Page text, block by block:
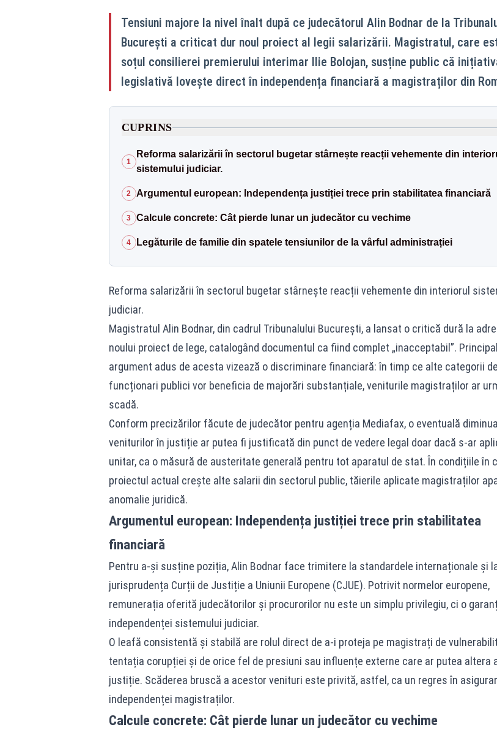
Tensiuni majore la nivel înalt după ce judecătorul Alin Bodnar de la
București a criticat dur noul proiect al legii salarizării. Magistratul, care
soțul consilierei premierului interimar Ilie Bolojan, susține public că
legislativă lovește direct în independența financiară a magistraților din
CUPRINS
1
Reforma salarizării în sectorul bugetar stârnește reacții vehemente din
sistemului judiciar.
2 Argumentul european: Independența justiției trece prin stabilitatea financiară
3 Calcule concrete: Cât pierde lunar un judecător cu vechime
4 Legăturile de familie din spatele tensiunilor de la vârful administrației
Reforma salarizării în sectorul bugetar stârnește reacții vehemente din interiorul
judiciar.
Magistratul Alin Bodnar, din cadrul Tribunalului București, a lansat o critică dură la
noului proiect de lege, catalogând documentul ca fiind complet „inacceptabil”.
argument adus de acesta vizează o discriminare financiară: în timp ce alte categorii de
funcționari publici vor beneficia de majorări substanțiale, veniturile magistraților ar
scadă.
Conform precizărilor făcute de judecător pentru agenția Mediafax, o eventuală
veniturilor în justiție ar putea fi justificată din punct de vedere legal doar dacă s-ar
unitar, ca o măsură de austeritate generală pentru tot aparatul de stat. În condițiile în
proiectul actual crește alte salarii din sectorul public, tăierile aplicate magistraților
anomalie juridică.
Argumentul european: Independența justiției trece prin stabilitatea
financiară
Pentru a-și susține poziția, Alin Bodnar face trimitere la standardele internaționale și
jurisprudența Curții de Justiție a Uniunii Europene (CJUE). Potrivit normelor europene,
remunerația oferită judecătorilor și procurorilor nu este un simplu privilegiu, ci o
independenței sistemului judiciar.
O leafă consistentă și stabilă are rolul direct de a-i proteja pe magistrați de
tentația corupției și de orice fel de presiuni sau influențe externe care ar putea altera
justiție. Scăderea bruscă a acestor venituri este privită, astfel, ca un regres în
independenței magistraților.
Calcule concrete: Cât pierde lunar un judecător cu vechime